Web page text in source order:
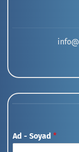
Ad - Soyad *